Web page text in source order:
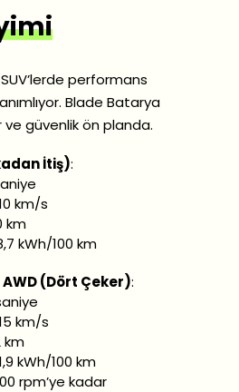
performans
Blade Batarya
güvenlik ön planda.
İtiş):
km/s
km
kWh/100 km
(Dört Çeker):
km/s
km
kWh/100 km
rpm’ye kadar